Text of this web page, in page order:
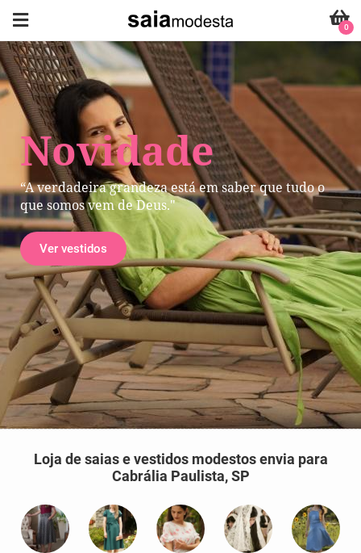
Novidade
“A verdadeira grandeza está em saber que tudo o
que somos vem de Deus."
Ver vestidos
0
Loja de saias e vestidos modestos envia para
Cabrália Paulista, SP